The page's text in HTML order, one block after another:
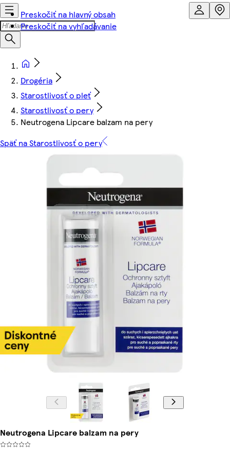
Preskočiť na hlavný obsah
Preskočiť na vyhľadávanie
Drogéria
Starostlivosť o pleť
Starostlivosť o pery
Neutrogena Lipcare balzam na pery
Späť na Starostlivosť o pery
Neutrogena Lipcare balzam na pery